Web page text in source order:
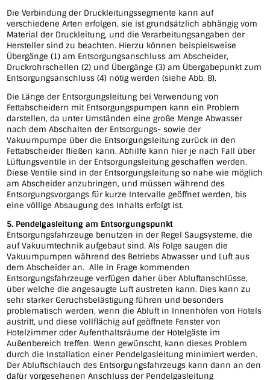
Die Verbindung der Druckleitungssegmente kann auf
verschiedene Arten erfolgen, sie ist grundsätzlich abhängig vom
Material der Druckleitung, und die Verarbeitungsangaben der
Hersteller sind zu beachten. Hierzu können beispielsweise
Übergänge (1) am Entsorgungsanschluss am Abscheider,
Druckrohrschellen (2) und Übergänge (3) am Übergabepunkt zum
Entsorgungsanschluss (4) nötig werden (siehe Abb. 8).
Die Länge der Entsorgungsleitung bei Verwendung von
Fettabscheidern mit Entsorgungspumpen kann ein Problem
darstellen, da unter Umständen eine große Menge Abwasser
nach dem Abschalten der Entsorgungs- sowie der
Vakuumpumpe über die Entsorgungsleitung zurück in den
Fettabscheider fließen kann. Abhilfe kann hier je nach Fall über
Lüftungsventile in der Entsorgungsleitung geschaffen werden.
Diese Ventile sind in der Entsorgungsleitung so nahe wie möglich
am Abscheider anzubringen, und müssen während des
Entsorgungsvorgangs für kurze Intervalle geöffnet werden, bis
eine völlige Absaugung des Inhalts erfolgt ist.
5. Pendelgasleitung am Entsorgungspunkt
Entsorgungsfahrzeuge benutzen in der Regel Saugsysteme, die
auf Vakuumtechnik aufgebaut sind. Als Folge saugen die
Vakuumpumpen während des Betriebs Abwasser und Luft aus
dem Abscheider an. Alle in Frage kommenden
Entsorgungsfahrzeuge verfügen daher über Abluftanschlüsse,
über welche die angesaugte Luft austreten kann. Dies kann zu
sehr starker Geruchsbelästigung führen und besonders
problematisch werden, wenn die Abluft in Innenhöfen von Hotels
austritt, und diese vollflächig auf geöffnete Fenster von
Hotelzimmer oder Aufenthaltsräume der Hotelgäste im
Außenbereich treffen. Wenn gewünscht, kann dieses Problem
durch die Installation einer Pendelgasleitung minimiert werden.
Der Abluftschlauch des Entsorgungsfahrzeugs kann dann an den
dafür vorgesehenen Anschluss der Pendelgasleitung